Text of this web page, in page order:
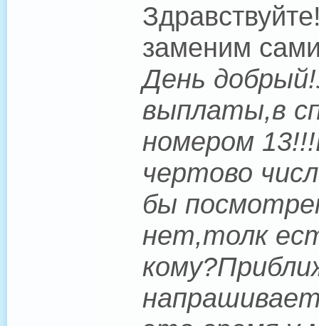
заменим
День
выплаты,в
номером
чертово
бы
нет,толк